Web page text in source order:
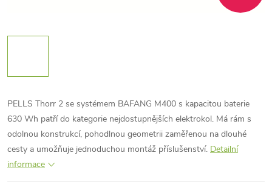
PELLS Thorr 2 se systémem BAFANG M400 s kapacitou baterie
630 Wh patří do kategorie nejdostupnějších elektrokol. Má rám s
odolnou konstrukcí, pohodlnou geometrii zaměřenou na dlouhé
cesty a umožňuje jednoduchou montáž příslušenství. Detailní
informace